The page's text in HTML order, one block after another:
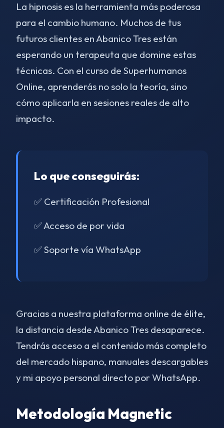
La hipnosis es la herramienta más poderosa
para el cambio humano. Muchos de tus
futuros clientes en Abanico Tres están
esperando un terapeuta que domine estas
técnicas. Con el curso de Superhumanos
Online, aprenderás no solo la teoría, sino
cómo aplicarla en sesiones reales de alto
impacto.
Lo que conseguirás:
✅ Certificación Profesional
✅ Acceso de por vida
✅ Soporte vía WhatsApp
Gracias a nuestra plataforma online de élite,
la distancia desde Abanico Tres desaparece.
Tendrás acceso a el contenido más completo
del mercado hispano, manuales descargables
y mi apoyo personal directo por WhatsApp.
Metodología Magnetic